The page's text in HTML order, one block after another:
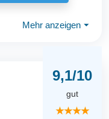
Mehr anzeigen ⏷
9,1/10
gut
★★★★